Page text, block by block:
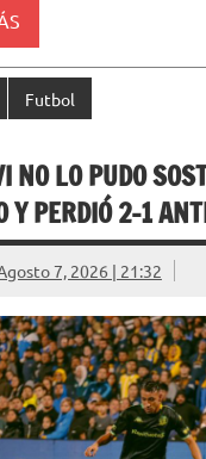
Futbol
NO LO PUDO
Y PERDIÓ 2-1
7, 2026 | 21:32